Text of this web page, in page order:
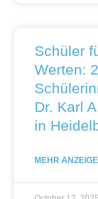
Schüler
Werten:
Dr. Karl
in
MEHR